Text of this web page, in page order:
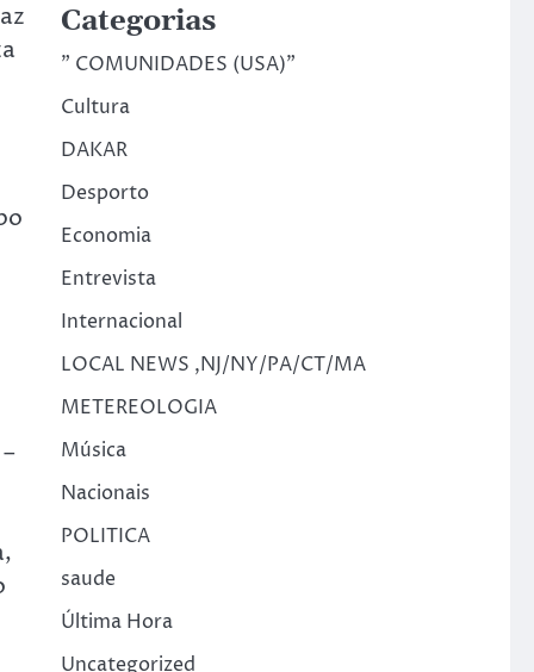
Categorias
" COMUNIDADES (USA)"
Cultura
DAKAR
Desporto
Economia
Entrevista
Internacional
LOCAL NEWS ,NJ/NY/PA/CT/MA
METEREOLOGIA
Música
Nacionais
POLITICA
saude
Última Hora
Uncategorized